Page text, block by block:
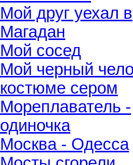
Мой друг уехал в
Магадан
Мой сосед
Мой черный
костюме сером
Мореплаватель -
одиночка
Москва - Одесса